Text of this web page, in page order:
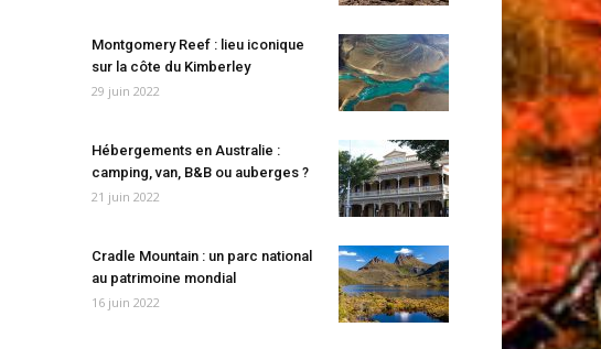
Montgomery Reef : lieu iconique
sur la côte du Kimberley
29 juin 2022
Hébergements en Australie :
camping, van, B&B ou auberges ?
21 juin 2022
Cradle Mountain : un parc national
au patrimoine mondial
16 juin 2022